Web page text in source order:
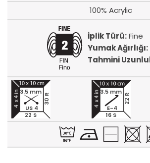
100% Acrylic
İplik Türü:Fine
Yumak Ağırlığı:
Tahmini
22 S
30 R
3.5 mm
US 4
16 S
22 R
3.5 mm
E-4